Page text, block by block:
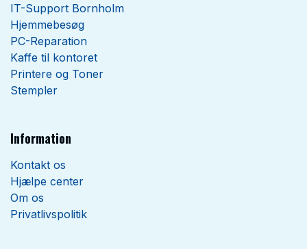
IT-Support Bornholm
Hjemmebesøg
PC-Reparation
Kaffe til kontoret
Printere og Toner
Stempler
Information
Kontakt os
Hjælpe center
Om os
Privatlivspolitik